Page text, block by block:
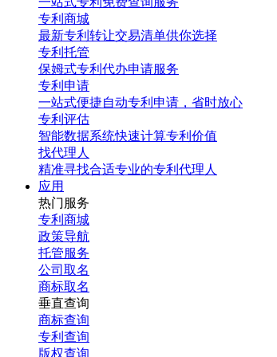
专利商城
最新专利转让交易清单供你选择
专利托管
保姆式专利代办申请服务
专利申请
一站式便捷自动专利申请，省时放心
专利评估
智能数据系统快速计算专利价值
找代理人
精准寻找合适专业的专利代理人
应用
热门服务
专利商城
政策导航
托管服务
公司取名
商标取名
垂直查询
商标查询
专利查询
版权查询